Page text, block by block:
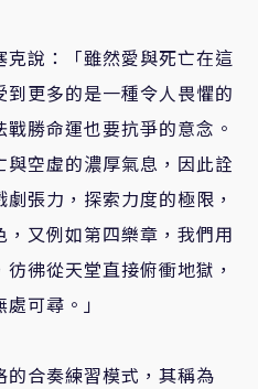
說：「雖然愛與死亡在這
更多的是一種令人畏懼的
勝命運也要抗爭的意念。
空虛的濃厚氣息，因此詮
張力，探索力度的極限，
又例如第四樂章，我們用
彿從天堂直接俯衝地獄，
可尋。」
合奏練習模式，其稱為